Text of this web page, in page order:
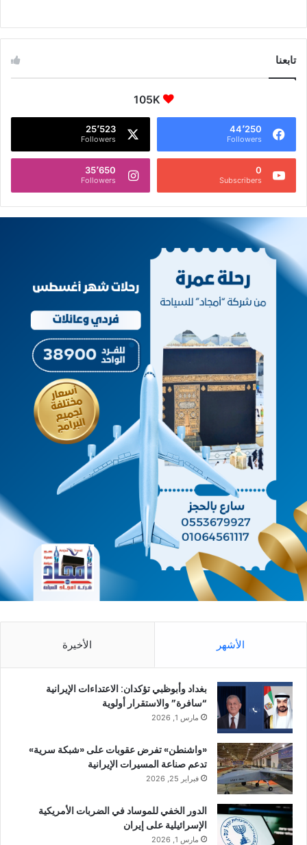
تابعنا
105K
44٬250
Followers
25٬523
Followers
0
Subscribers
35٬650
Followers
الأشهر الأخيرة
بغداد وأبوظبي تؤكدان: الاعتداءات الإيرانية
“سافرة” والاستقرار أولوية
مارس 1, 2026
«واشنطن» تفرض عقوبات على «شبكة سرية»
تدعم صناعة المسيرات الإيرانية
فبراير 25, 2026
الدور الخفي للموساد في الضربات الأمريكية
الإسرائيلية على إيران
مارس 1, 2026